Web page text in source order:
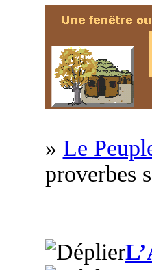
» Le
proverbes